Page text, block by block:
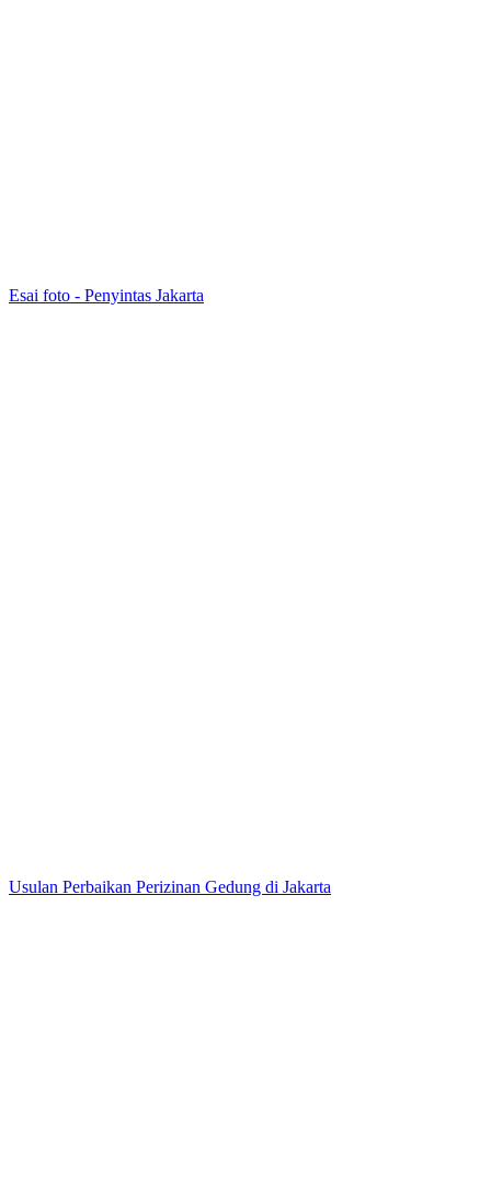
Esai foto - Penyintas Jakarta
Usulan Perbaikan Perizinan Gedung di Jakarta